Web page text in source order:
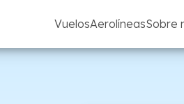
VuelosAerolíneasSobre